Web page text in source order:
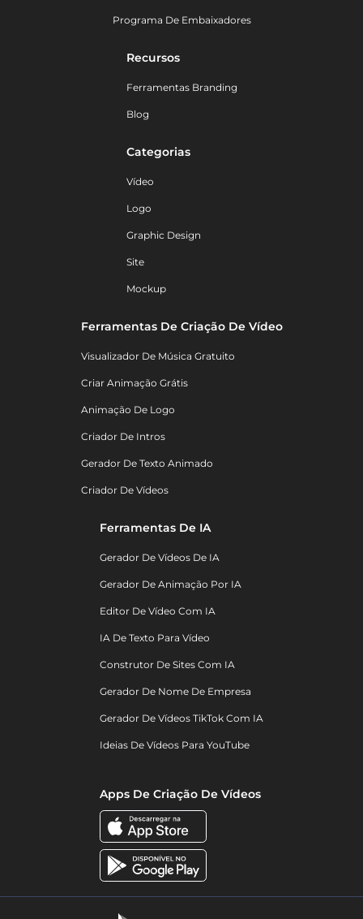
Programa De Embaixadores
Recursos
Ferramentas Branding
Blog
Categorias
Vídeo
Logo
Graphic Design
Site
Mockup
Ferramentas De Criação De Vídeo
Visualizador De Música Gratuito
Criar Animação Grátis
Animação De Logo
Criador De Intros
Gerador De Texto Animado
Criador De Vídeos
Ferramentas De IA
Gerador De Vídeos De IA
Gerador De Animação Por IA
Editor De Vídeo Com IA
IA De Texto Para Vídeo
Construtor De Sites Com IA
Gerador De Nome De Empresa
Gerador De Vídeos TikTok Com IA
Ideias De Vídeos Para YouTube
Apps De Criação De Vídeos